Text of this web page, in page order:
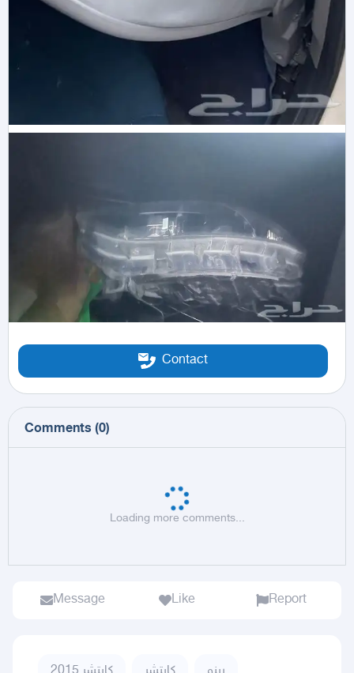
Contact
Comments (0)
Loading more comments...
Message Like Report